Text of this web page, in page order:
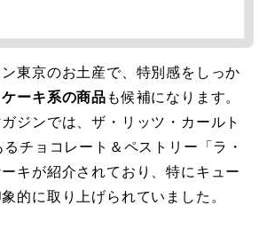
東京のお土産で、特別感をしっか
ケーキ系の商品 も候補になります。
ジンでは、ザ・リッツ・カールト
チョコレート＆ペストリー「ラ・
キが紹介されており、特にキュー
的に取り上げられていました。